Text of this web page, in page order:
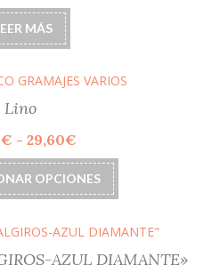
MÁS
Lino
€ - 29,60€
de
precios:
desde
hasta
OPCIONES
Este
producto
tiene
variantes.
Las
AZUL DIAMANTE»